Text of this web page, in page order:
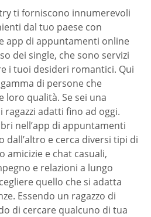
ti forniscono innumerevoli
dal tuo paese con
app di appuntamenti online
dei single, che sono servizi
i tuoi desideri romantici. Qui
di persone che
loro qualità. Se sei una
ragazzi adatti fino ad oggi.
nell’app di appuntamenti
dall’altro e cerca diversi tipi di
amicizie e chat casuali,
e relazioni a lungo
quello che si adatta
Essendo un ragazzo di
di cercare qualcuno di tua